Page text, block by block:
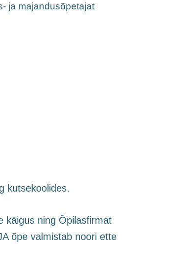
ja majandusõpetajat
kutsekoolides.
käigus ning Õpilasfirmat
õpe valmistab noori ette